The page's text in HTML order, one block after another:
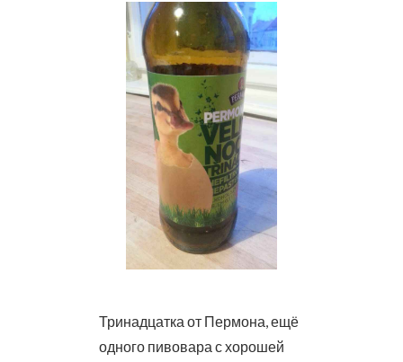
Тринадцатка от Пермона, ещё
одного пивовара с хорошей